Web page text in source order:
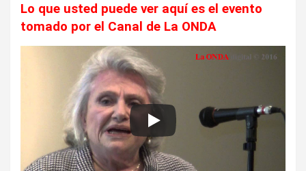
Lo que usted puede ver aquí es el evento
tomado por el Canal de La ONDA